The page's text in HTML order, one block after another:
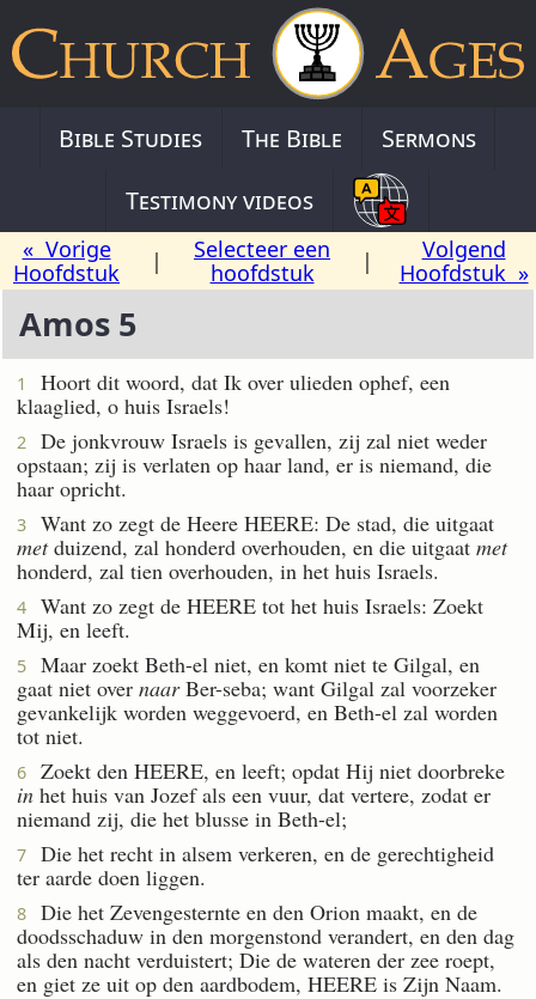
Bible Studies The Bible
Sermons
Testimony videos
« Vorige
Hoofdstuk
|
Selecteer een
hoofdstuk
|
Volgend
Hoofdstuk »
Amos 5
1
Hoort dit woord, dat Ik over ulieden ophef, een
klaaglied, o huis Israels!
2
De jonkvrouw Israels is gevallen, zij zal niet weder
opstaan; zij is verlaten op haar land, er is niemand, die
haar opricht.
3
Want zo zegt de Heere HEERE: De stad, die uitgaat
metduizend, zal honderd overhouden, en die uitgaat met
honderd, zal tien overhouden, in het huis Israels.
4
Want zo zegt de HEERE tot het huis Israels: Zoekt
Mij, en leeft.
5
Maar zoekt Beth-el niet, en komt niet te Gilgal, en
gaat niet over naarBer-seba; want Gilgal zal voorzeker
gevankelijk worden weggevoerd, en Beth-el zal worden
tot niet.
6
Zoekt den HEERE, en leeft; opdat Hij niet doorbreke
in het huis van Jozef als een vuur, dat vertere, zodat er
niemand zij, die het blusse in Beth-el;
7
Die het recht in alsem verkeren, en de gerechtigheid
ter aarde doen liggen.
8
Die het Zevengesternte en den Orion maakt, en de
doodsschaduw in den morgenstond verandert, en den dag
als den nacht verduistert; Die de wateren der zee roept,
en giet ze uit op den aardbodem, HEERE is Zijn Naam.